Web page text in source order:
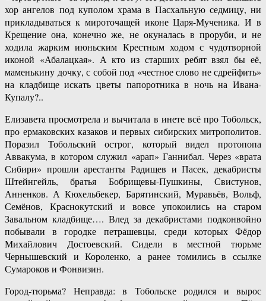
хор ангелов под куполом храма в Пасхальную седмицу, ни
прикладываться к мироточащей иконе Царя-Мученика. И в
Крещение она, конечно же, не окуналась в проруби, и не
ходила жарким июньским Крестным ходом с чудотворной
иконой «Абалацкая». А кто из старших ребят взял бы её,
маменькину дочку, с собой под «честное слово не сдрейфить»
на кладбище искать цветы папоротника в ночь на Ивана-
Купалу?..
Елизавета просмотрела и вычитала в инете всё про Тобольск,
про ермаковских казаков и первых сибирских митрополитов.
Поразил Тобольский острог, который видел протопопа
Аввакума, в котором служил «арап» Ганнибал. Через «врата
Сибири» прошли арестанты Радищев и Пасек, декабристы
Штейнгейль, братья Бобрищевы-Пушкины, Свистунов,
Анненков. А Кюхельбекер, Барятинский, Муравьёв, Вольф,
Семёнов, Краснокутский и вовсе упокоились на старом
Завальном кладбище…. Влед за декабристами подконвойно
побывали в городке петрашевцы, среди которых Фёдор
Михайлович Достоевский. Сидели в местной тюрьме
Чернышевский и Короленко, а ранее томились в ссылке
Сумароков и Фонвизин.
Город-тюрьма? Неправда: в Тобольске родился и вырос